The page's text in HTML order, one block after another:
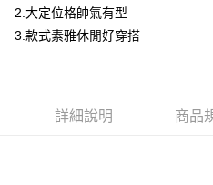
悠遊付
2.大定位格帥氣有型
3.款式素雅休閒好穿搭
詳細說明 商品